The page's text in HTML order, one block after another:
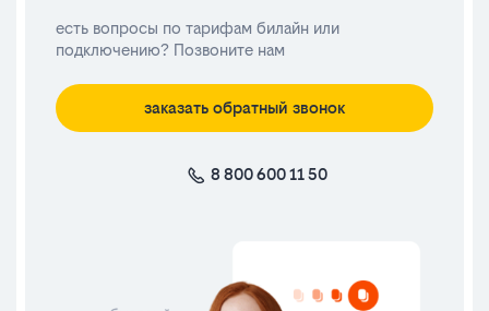
есть вопросы по тарифам билайн или
подключению? Позвоните нам
заказать обратный звонок
8 800 600 11 50